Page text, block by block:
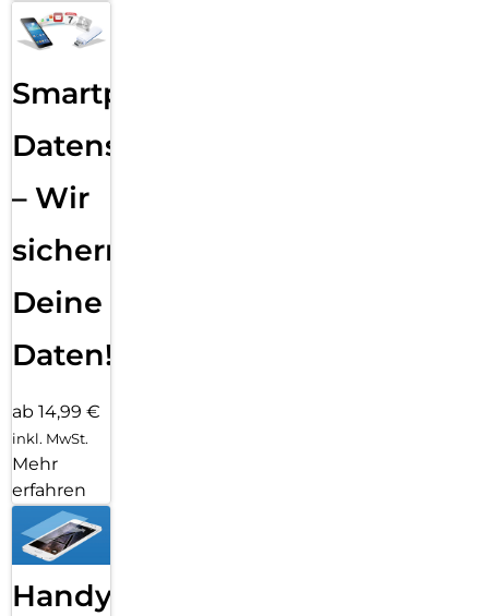
Smartphone
Datensicherung
– Wir
sichern
Deine
Daten!
ab 14,99 €
inkl. MwSt.
Mehr
erfahren
Handy